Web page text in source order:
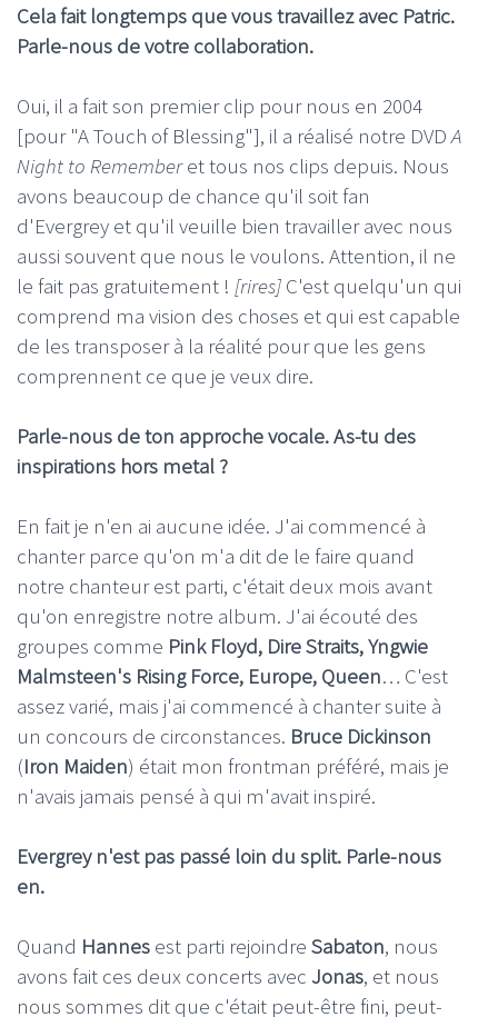
Cela fait longtemps que vous travaillez avec Patric.
Parle-nous de votre collaboration.
Oui, il a fait son premier clip pour nous en 2004
[pour "A Touch of Blessing"], il a réalisé notre DVDA
Night to Rememberet tous nos clips depuis. Nous
avons beaucoup de chance qu'il soit fan
d'Evergrey et qu'il veuille bien travailler avec nous
aussi souvent que nous le voulons. Attention, il ne
le fait pas gratuitement ! [rires] C'est quelqu'un qui
comprend ma vision des choses et qui est capable
de les transposer à la réalité pour que les gens
comprennent ce que je veux dire.
Parle-nous de ton approche vocale. As-tu des
inspirations hors metal ?
En fait je n'en ai aucune idée. J'ai commencé à
chanter parce qu'on m'a dit de le faire quand
notre chanteur est parti, c'était deux mois avant
qu'on enregistre notre album. J'ai écouté des
groupes comme Pink Floyd, Dire Straits, Yngwie
Malmsteen's Rising Force, Europe, Queen… C'est
assez varié, mais j'ai commencé à chanter suite à
un concours de circonstances. Bruce Dickinson
(Iron Maiden) était mon frontman préféré, mais je
n'avais jamais pensé à qui m'avait inspiré.
Evergrey n'est pas passé loin du split. Parle-nous
en.
Quand Hannes est parti rejoindre Sabaton, nous
avons fait ces deux concerts avec Jonas, et nous
nous sommes dit que c'était peut-être fini, peut-